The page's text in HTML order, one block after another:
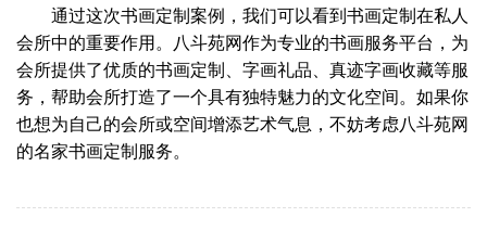
通过这次书画定制案例，我们可以看到书画定制在私人
会所中的重要作用。八斗苑网作为专业的书画服务平台，为
会所提供了优质的书画定制、字画礼品、真迹字画收藏等服
务，帮助会所打造了一个具有独特魅力的文化空间。如果你
也想为自己的会所或空间增添艺术气息，不妨考虑八斗苑网
的名家书画定制服务。